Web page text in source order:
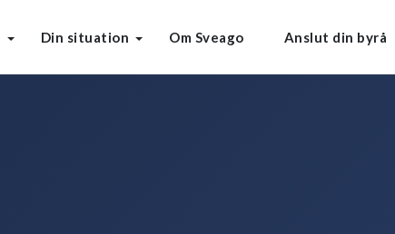
Din situation Om Sveago Anslut din byrå